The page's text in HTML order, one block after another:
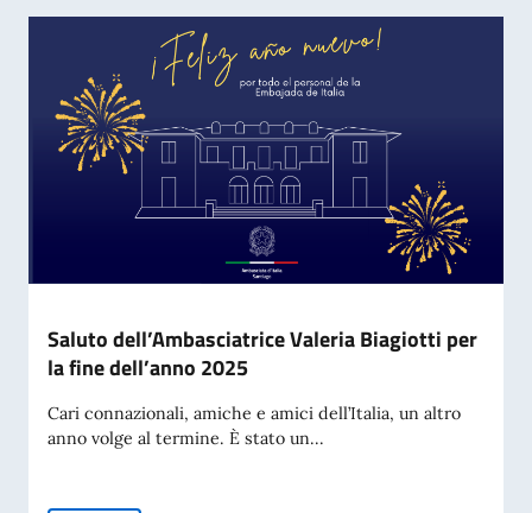
Saluto dell’Ambasciatrice Valeria Biagiotti per
la fine dell’anno 2025
Cari connazionali, amiche e amici dell’Italia, un altro
anno volge al termine. È stato un...